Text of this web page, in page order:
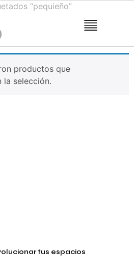
“pequieño”
productos que
la selección.
tus espacios